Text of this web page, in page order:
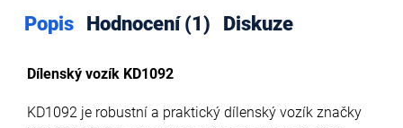
Popis Hodnocení (1) Diskuze
Dílenský vozík KD1092
KD1092 je robustní a praktický dílenský vozík značky